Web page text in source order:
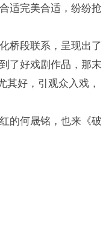
适完美合适，纷纷抢
桥段联系，呈现出了
了好戏剧作品，那末
好，引观众入戏，
的何晟铭，也来《破